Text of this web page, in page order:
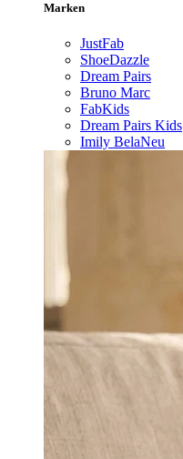
Marken
JustFab
ShoeDazzle
Dream Pairs
Bruno Marc
FabKids
Dream Pairs Kids
Imily BelaNeu